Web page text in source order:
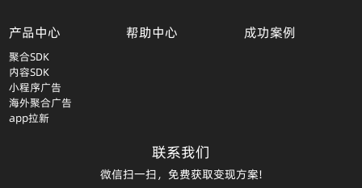
产品中心
聚合SDK
内容SDK
小程序广告
海外聚合广告
app拉新
帮助中心 成功案例
联系我们
微信扫一扫，免费获取变现方案!